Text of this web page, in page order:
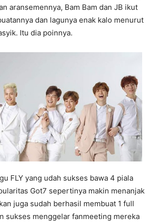
aransemennya, Bam Bam dan JB ikut
dan lagunya enak kalo menurut
Itu dia poinnya.
FLY yang udah sukses bawa 4 piala
Got7 sepertinya makin menanjak
juga sudah berhasil membuat 1 full
sukses menggelar fanmeeting mereka